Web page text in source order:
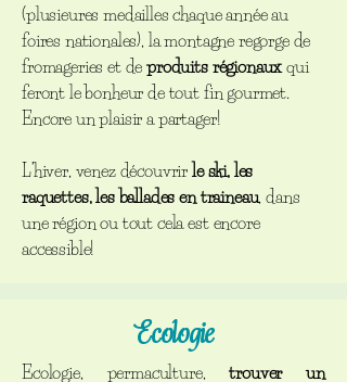
(plusieures medailles chaque année au
foires nationales), la montagne regorge de
fromageries et deproduits régionauxqui
feront le bonheur de tout fin gourmet.
Encore un plaisir a partager!
L’hiver, venez découvrir le ski, les
raquettes, les ballades en traineau, dans
une région ou tout cela est encore
accessible!
Ecologie
Ecologie, permaculture,trouver un